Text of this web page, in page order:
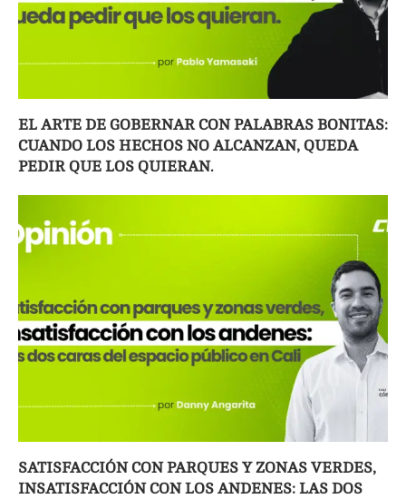
EL ARTE DE GOBERNAR CON PALABRAS BONITAS:
CUANDO LOS HECHOS NO ALCANZAN, QUEDA
PEDIR QUE LOS QUIERAN.
SATISFACCIÓN CON PARQUES Y ZONAS VERDES,
INSATISFACCIÓN CON LOS ANDENES: LAS DOS